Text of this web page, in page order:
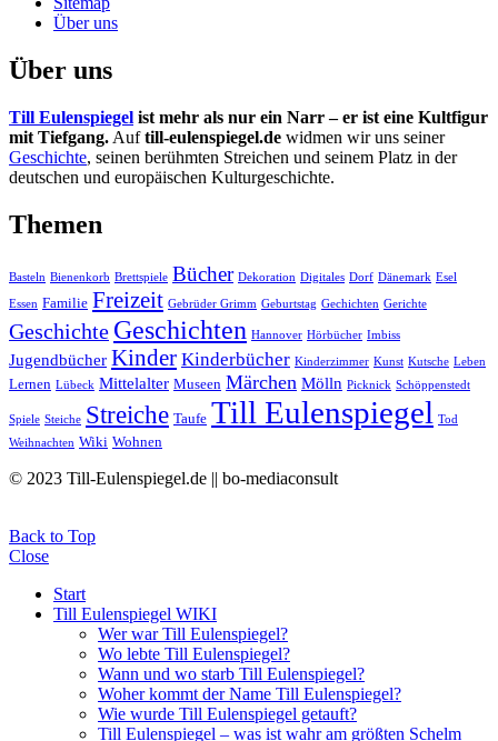
Über uns
Über uns
Till Eulenspiegel ist mehr als nur ein Narr – er ist eine Kultfigur
mit Tiefgang. Auftill-eulenspiegel.de widmen wir uns seiner
Geschichte, seinen berühmten Streichen und seinem Platz in der
deutschen und europäischen Kulturgeschichte.
Themen
Basteln Bienenkorb Brettspiele Bücher Dekoration Digitales Dorf Dänemark Esel
Essen Familie Freizeit Gebrüder Grimm Geburtstag Gechichten Gerichte
Geschichte Geschichten Hannover Hörbücher Imbiss
Jugendbücher Kinder Kinderbücher Kinderzimmer Kunst Kutsche Leben
Lernen Lübeck Mittelalter Museen Märchen Mölln Picknick Schöppenstedt
Spiele Steiche Streiche Taufe Till Eulenspiegel Tod
Weihnachten Wiki Wohnen
© 2023 Till-Eulenspiegel.de || bo-mediaconsult
Back to Top
Close
Start
Till Eulenspiegel WIKI
Wer war Till Eulenspiegel?
Wo lebte Till Eulenspiegel?
Wann und wo starb Till Eulenspiegel?
Woher kommt der Name Till Eulenspiegel?
Wie wurde Till Eulenspiegel getauft?
Till Eulenspiegel – was ist wahr am größten Schelm